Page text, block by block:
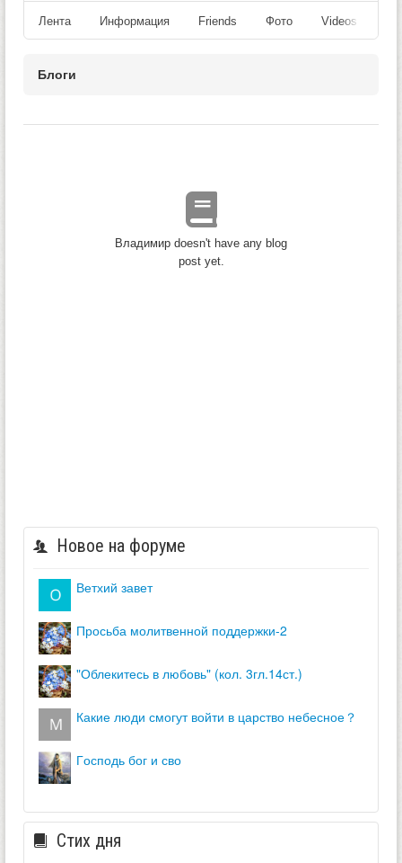
Лента Информация Friends Фото Videos
Блоги
Владимир doesn't have any blog
post yet.
Новое на форуме
ветхий завет
просьба молитвенной поддержки-2
"облекитесь в любовь" (кол. 3гл.14ст.)
какие люди смогут войти в царство небесное？
господь бог и сво
Стих дня